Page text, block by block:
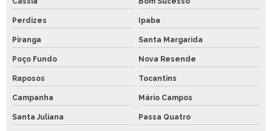
Perdizes Ipaba
Piranga Santa Margarida
Poço Fundo Nova Resende
Raposos Tocantins
Campanha Mário Campos
Santa Juliana Passa Quatro